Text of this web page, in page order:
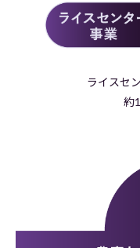
ライスセ
約